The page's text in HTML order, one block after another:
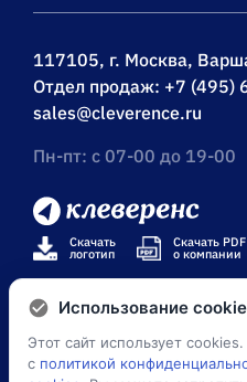
Использование
Этот сайт использует
с политикой
117105, г. Москва,
Отдел продаж: +7 (495)
sales@cleverence.ru
Пн-пт: с 07-00 до 19-00
Скачать
логотип
Скачать PDF
о компании
© Клеверенс 2026